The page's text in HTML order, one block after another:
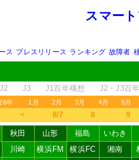
スマー
ス プレスリリース ランキング 故障者
J2 J3 J1百年構想 J2・J3百
年 1月 2月 3月 4月 5月
＜ 8/7 8 9
秋田 山形 福島
いわき
川崎 横浜FM 横浜FC 湘南